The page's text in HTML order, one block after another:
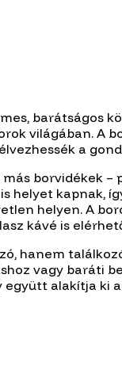
barátságos
világában. A
a
borvidékek –
helyet kapnak,
helyen. A
kávé is
hanem
vagy baráti
együtt alakítja